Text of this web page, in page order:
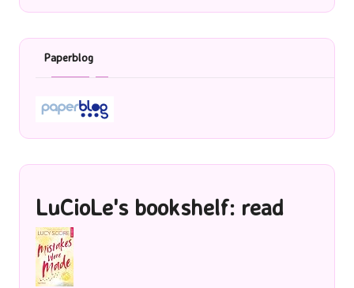
Paperblog
LuCioLe's bookshelf: read